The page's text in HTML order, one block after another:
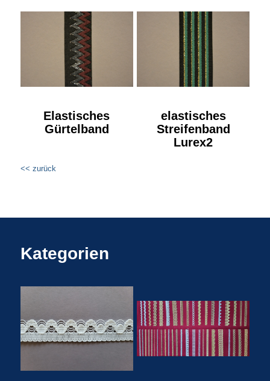
Elastisches
Gürtelband
elastisches
Streifenband
Lurex2
<< zurück
Kategorien